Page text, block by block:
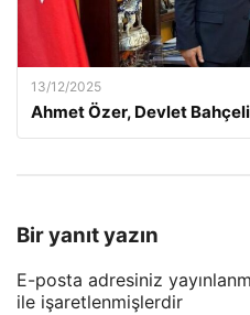
13/12/2025
Ahmet Özer, Devlet
Bir yanıt yazın
E-posta adresiniz
ile işaretlenmişlerdir